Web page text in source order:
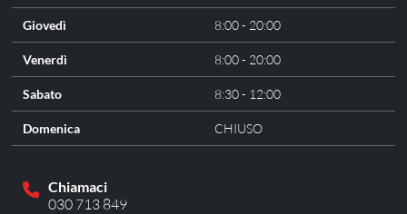
Giovedì 8:00 - 20:00
Venerdì 8:00 - 20:00
Sabato 8:30 - 12:00
Domenica CHIUSO
Chiamaci
030 713 849